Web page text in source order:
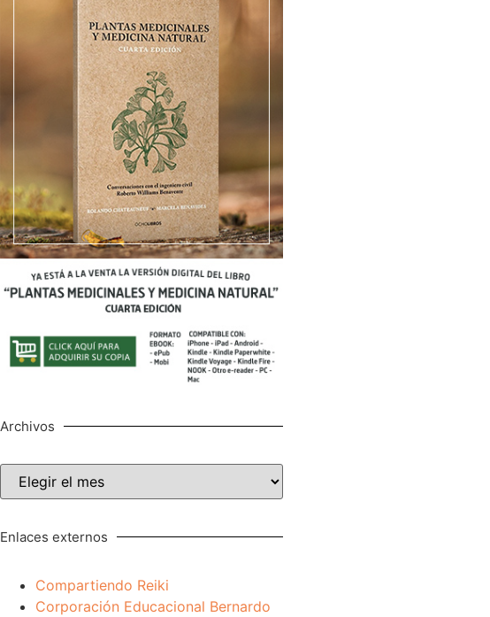
Archivos
Enlaces externos
Compartiendo Reiki
Corporación Educacional Bernardo